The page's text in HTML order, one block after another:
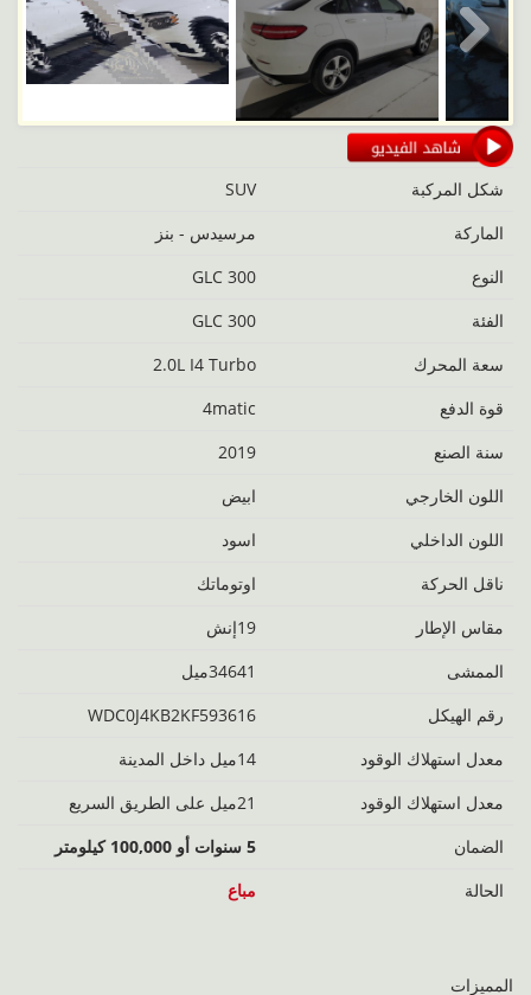
Next
شكل المركبة
SUV
الماركة
مرسيدس - بنز
النوع
GLC 300
الفئة
GLC 300
‬سعة المحرك
2.0L I4 Turbo
قوة الدفع
4matic
سنة الصنع
2019
اللون الخارجي
ابيض
اللون الداخلي
اسود
ناقل الحركة
اوتوماتك
مقاس الإطار
19إنش
الممشى
34641ميل
رقم الهيكل
WDC0J4KB2KF593616
معدل استهلاك الوقود
14ميل داخل المدينة
معدل استهلاك الوقود
21ميل على الطريق السريع
الضمان
5 سنوات أو 100,000 كيلومتر
الحالة
مباع
المميزات